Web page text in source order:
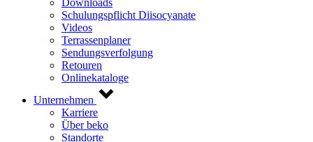
Downloads
Schulungspflicht Diisocyanate
Videos
Terrassenplaner
Sendungsverfolgung
Retouren
Onlinekataloge
Unternehmen
Karriere
Über beko
Standorte